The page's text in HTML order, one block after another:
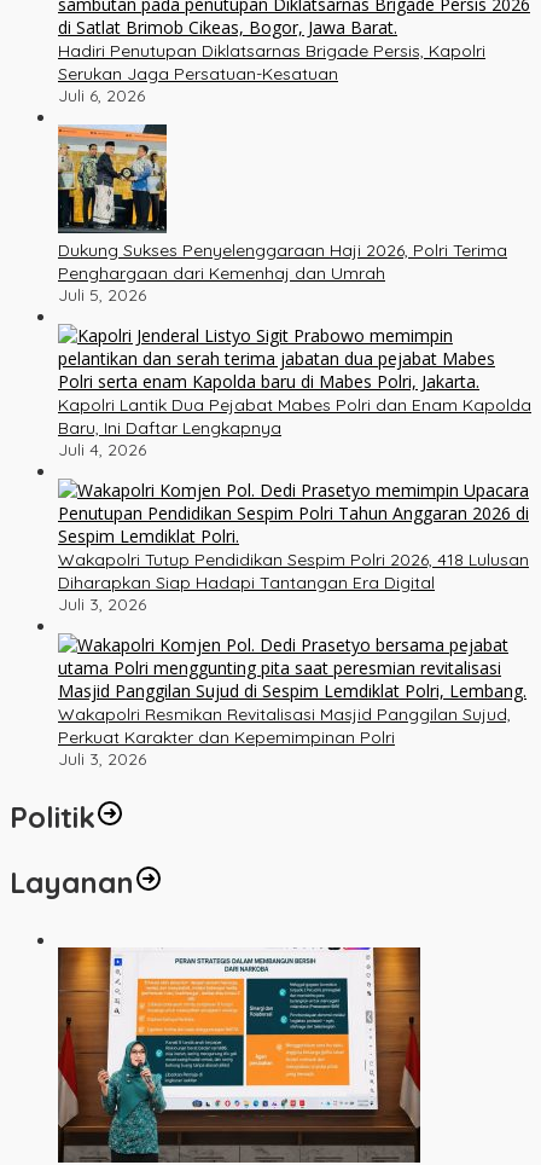
Hadiri Penutupan Diklatsarnas Brigade Persis, Kapolri
Serukan Jaga Persatuan-Kesatuan
Juli 6, 2026
Dukung Sukses Penyelenggaraan Haji 2026, Polri Terima
Penghargaan dari Kemenhaj dan Umrah
Juli 5, 2026
Kapolri Lantik Dua Pejabat Mabes Polri dan Enam Kapolda
Baru, Ini Daftar Lengkapnya
Juli 4, 2026
Wakapolri Tutup Pendidikan Sespim Polri 2026, 418 Lulusan
Diharapkan Siap Hadapi Tantangan Era Digital
Juli 3, 2026
Wakapolri Resmikan Revitalisasi Masjid Panggilan Sujud,
Perkuat Karakter dan Kepemimpinan Polri
Juli 3, 2026
Politik
Layanan